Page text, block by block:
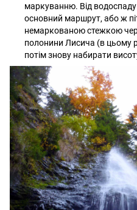
маркуванню. Від
основний маршрут, або ж
немаркованою стежкою
полонини Лисича (в цьому
потім знову набирати